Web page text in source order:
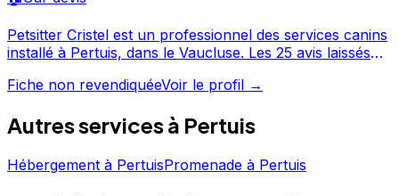
Petsitter Cristel est un professionnel des services canins
installé à Pertuis, dans le Vaucluse. Les 25 avis laissés
une note moyenne de 5/5. Découvrez ses prestations et
est un professionnel du service canin situé à Pertuis.
Fiche non revendiquéeVoir le profil →
Autres services à Pertuis
Hébergement à PertuisPromenade à Pertuis